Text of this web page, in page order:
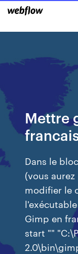
Mettre
Dans le
(vous
modifier le
Gimp en
start ""